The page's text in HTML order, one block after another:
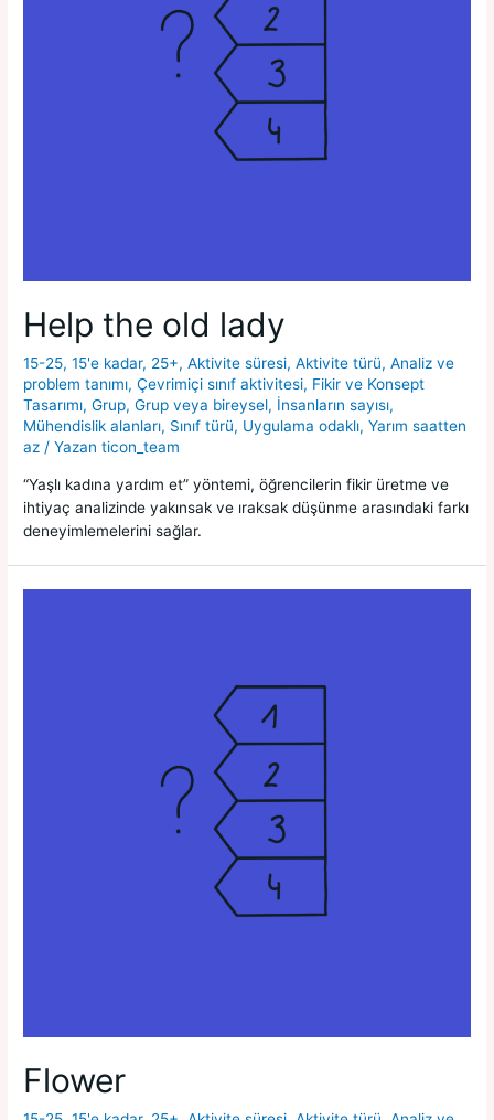
Help the old lady
15-25,15'e kadar, 25+,Aktivite süresi,Aktivite türü,Analiz ve
problem tanımı,Çevrimiçi sınıf aktivitesi, Fikir ve Konsept
Tasarımı,Grup,Grup veya bireysel, İnsanların sayısı,
Mühendislik alanları, Sınıf türü, Uygulama odaklı,Yarım saatten
az / Yazan ticon_team
“Yaşlı kadına yardım et” yöntemi, öğrencilerin fikir üretme ve
ihtiyaç analizinde yakınsak ve ıraksak düşünme arasındaki farkı
deneyimlemelerini sağlar.
Flower